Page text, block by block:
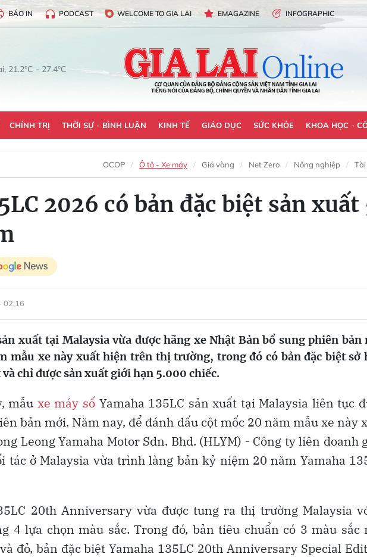
BÁO IN PODCAST WELCOME TO GIA LAI EMAGAZINE INFOGRAPHIC
21.2°C - 27.4°C
CHÍNH TRỊ THỜI SỰ - BÌNH LUẬN KINH TẾ GIÁO DỤC SỨC KHỎE KHOA HỌC -
OCOP Ô tô - Xe máy Giá vàng Net Zero Nông nghiệp
2026 có bản đặc biệt sản
02:16
xuất tại Malaysia vừa được hãng xe Nhật Bản bổ sung phiên bản
mẫu xe này xuất hiện trên thị trường, trong đó có bản đặc biệt sở
chỉ được sản xuất giới hạn 5.000 chiếc.
mẫu xe máy sốYamaha 135LC sản xuất tại Malaysia liên tục
bản mới. Năm nay, để đánh dấu cột mốc 20 năm mẫu xe này
Leong Yamaha Motor Sdn. Bhd. (HLYM) - Công ty liên doanh
tác ở Malaysia vừa trình làng bản kỷ niệm 20 năm Yamaha
20th Anniversary vừa được tung ra thị trường Malaysia
4 lựa chọn màu sắc. Trong đó, bản tiêu chuẩn có 3 màu sắc
đỏ, bản đặc biệt Yamaha 135LC 20th Anniversary Special